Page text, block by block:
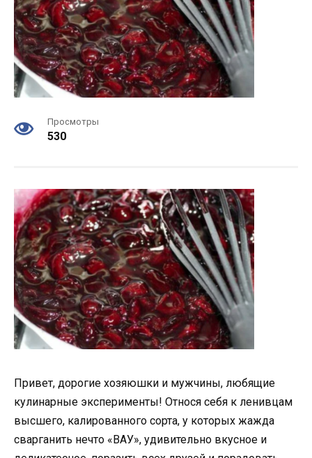
Просмотры
530
Привет, дорогие хозяюшки и мужчины, любящие
кулинарные эксперименты! Относя себя к ленивцам
высшего, калированного сорта, у которых жажда
сварганить нечто «ВАУ», удивительно вкусное и